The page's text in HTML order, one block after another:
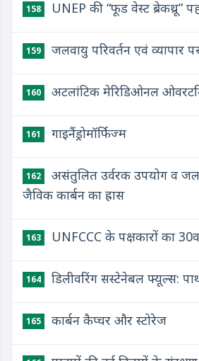
158 UNEP की “फूड वेस्ट ब्रेकथ्रू”
159 जलवायु परिवर्तन एवं व्यापार
160 अटलांटिक मेरिडिओनल
161 गाइनैंड्रोमॉर्फिज्म
162
असंतुलित उर्वरक उपयोग व
जैविक कार्बन का ह्रास
163 UNFCCC के पक्षकारों का
164 डिलीवरिंग सस्टेनेबल फ्यूल्स:
165 कार्बन कैप्चर और स्टोरेज